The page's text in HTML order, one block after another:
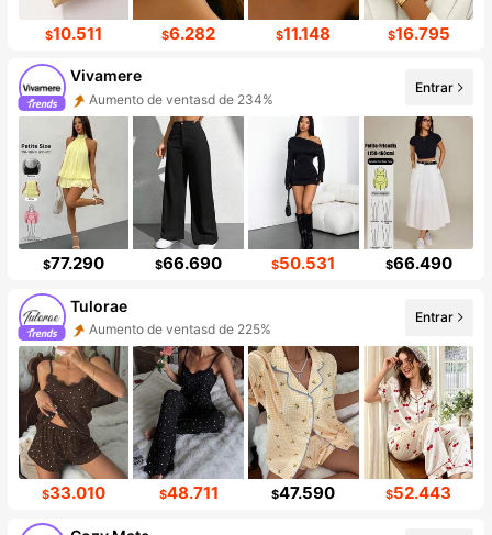
$10.511 $6.282 $11.148 $16.795
Vivamere
Aumento de ventasd de 234%
Entrar
$77.290 $66.690 $50.531 $66.490
Tulorae
Aumento de ventasd de 225%
Entrar
$33.010 $48.711 $47.590 $52.443